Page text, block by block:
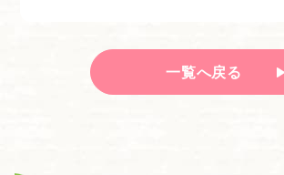
一覧へ戻る